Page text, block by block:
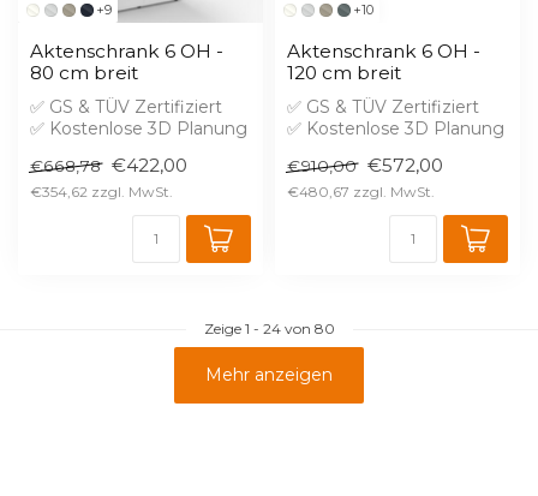
+9
Aktenschrank 6 OH -
80 cm breit
✅ GS & TÜV Zertifiziert
✅ Kostenlose 3D Planung
Aufprei...
€668,78 €422,00
€354,62
+10
Aktenschrank 6 OH -
120 cm breit
✅ GS & TÜV Zertifiziert
✅ Kostenlose 3D Planung
Aufprei...
€910,00 €572,00
€480,67
Zeige 1 - 24von 80
Mehr anzeigen